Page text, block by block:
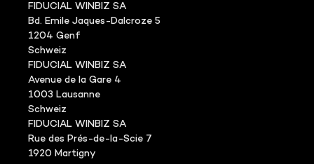
FIDUCIAL WINBIZ SA
Bd. Emile Jaques-Dalcroze 5
1204 Genf
Schweiz
FIDUCIAL WINBIZ SA
Avenue de la Gare 4
1003 Lausanne
Schweiz
FIDUCIAL WINBIZ SA
Rue des Prés-de-la-Scie 7
1920 Martigny